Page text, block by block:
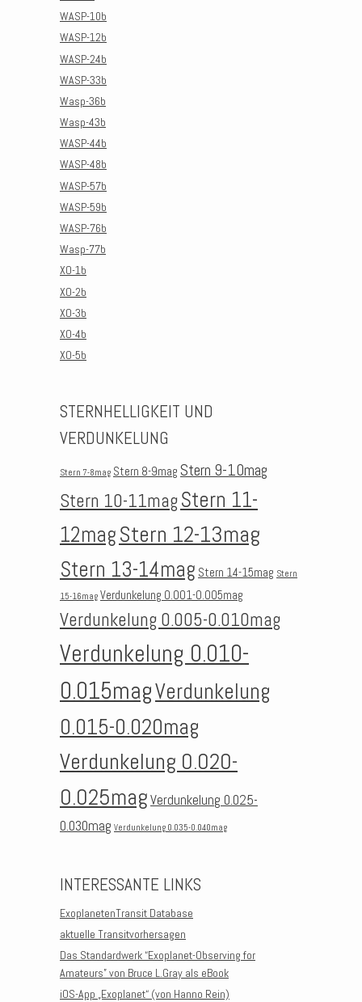
WASP-10b
WASP-12b
WASP-24b
WASP-33b
Wasp-36b
Wasp-43b
WASP-44b
WASP-48b
WASP-57b
WASP-59b
WASP-76b
Wasp-77b
XO-1b
XO-2b
XO-3b
XO-4b
XO-5b
STERNHELLIGKEIT UND
VERDUNKELUNG
Stern 7-8mag Stern 8-9mag Stern 9-10mag
Stern 10-11mag Stern 11-
12magStern 12-13mag
Stern 13-14mag Stern 14-15mag Stern
15-16mag Verdunkelung 0.001-0.005mag
Verdunkelung 0.005-0.010mag
Verdunkelung 0.010-
0.015magVerdunkelung
0.015-0.020mag
Verdunkelung 0.020-
0.025magVerdunkelung 0.025-
0.030mag Verdunkelung 0.035-0.040mag
INTERESSANTE LINKS
ExoplanetenTransit Database
aktuelle Transitvorhersagen
Das Standardwerk “Exoplanet-Observing for
Amateurs” von Bruce L.Gray als eBook
iOS-App „Exoplanet“ (von Hanno Rein)